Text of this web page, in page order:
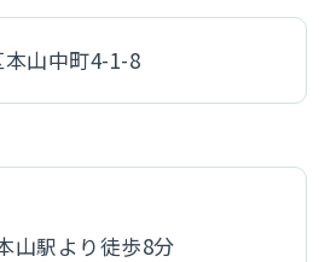
山中町4-1-8
山駅より徒歩8分